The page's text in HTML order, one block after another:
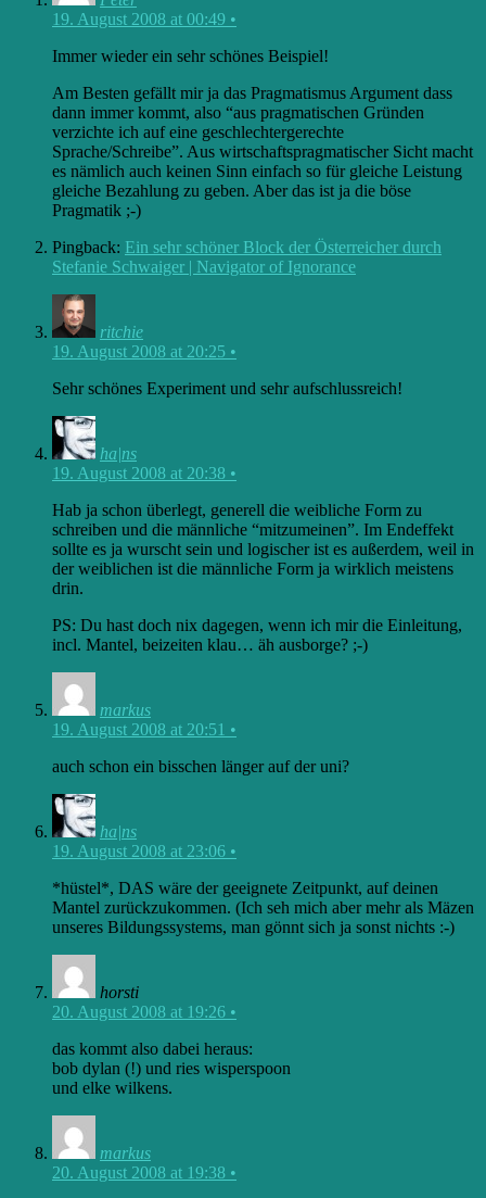
19. August 2008 at 00:49 •
Immer wieder ein sehr schönes Beispiel!
Am Besten gefällt mir ja das Pragmatismus Argument dass
dann immer kommt, also “aus pragmatischen Gründen
verzichte ich auf eine geschlechtergerechte
Sprache/Schreibe”. Aus wirtschaftspragmatischer Sicht macht
es nämlich auch keinen Sinn einfach so für gleiche Leistung
gleiche Bezahlung zu geben. Aber das ist ja die böse
Pragmatik ;-)
Pingback: Ein sehr schöner Block der Österreicher durch
Stefanie Schwaiger | Navigator of Ignorance
ritchie
19. August 2008 at 20:25 •
Sehr schönes Experiment und sehr aufschlussreich!
ha|ns
19. August 2008 at 20:38 •
Hab ja schon überlegt, generell die weibliche Form zu
schreiben und die männliche “mitzumeinen”. Im Endeffekt
sollte es ja wurscht sein und logischer ist es außerdem, weil in
der weiblichen ist die männliche Form ja wirklich meistens
drin.
PS: Du hast doch nix dagegen, wenn ich mir die Einleitung,
incl. Mantel, beizeiten klau… äh ausborge? ;-)
markus
19. August 2008 at 20:51 •
auch schon ein bisschen länger auf der uni?
ha|ns
19. August 2008 at 23:06 •
*hüstel*, DAS wäre der geeignete Zeitpunkt, auf deinen
Mantel zurückzukommen. (Ich seh mich aber mehr als Mäzen
unseres Bildungssystems, man gönnt sich ja sonst nichts :-)
horsti
20. August 2008 at 19:26 •
das kommt also dabei heraus:
bob dylan (!) und ries wisperspoon
und elke wilkens.
markus
20. August 2008 at 19:38 •